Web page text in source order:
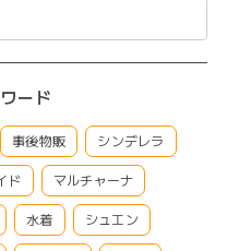
ード
事後物販 シンデレラ
ド マルチャーナ
水着 シュエン